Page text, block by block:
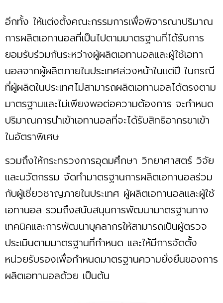
อีกทั้ง ให้แต่งตั้งคณะกรรมการเพื่อพิจารณาปริมาณ
การผลิตเอทานอลที่เป็นไปตามมาตรฐานที่ได้รับการ
ยอมรับร่วมกันระหว่างผู้ผลิตเอทานอลและผู้ใช้เอทา
นอลจากผู้ผลิตภายในประเทศล่วงหน้าในแต่ปี ในกรณี
ที่ผู้ผลิตในประเทศไม่สามารถผลิตเอทานอลได้ตรงตาม
มาตรฐานและไม่เพียงพอต่อความต้องการ จะกำหนด
ปริมาณการนำเข้าเอทานอลที่จะได้รับสิทธิอากรขาเข้า
ในอัตราพิเศษ
รวมถึงให้กระทรวงการอุดมศึกษา วิทยาศาสตร์ วิจัย
และนวัตกรรม จัดทำมาตรฐานการผลิตเอทานอลร่วม
กับผู้เชี่ยวชาญภายในประเทศ ผู้ผลิตเอทานอลและผู้ใช้
เอทานอล รวมถึงสนับสนุนการพัฒนามาตรฐานทาง
เทคนิคและการพัฒนาบุคลากรให้สามารถเป็นผู้ตรวจ
ประเมินตามมาตรฐานที่กำหนด และให้มีการจัดตั้ง
หน่วยรับรองเพื่อกำหนดมาตรฐานความยั่งยืนของการ
ผลิตเอทานอลด้วย เป็นต้น